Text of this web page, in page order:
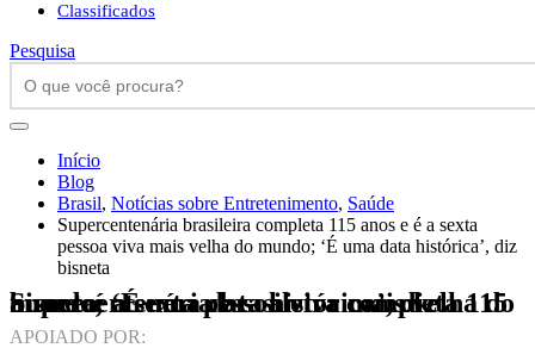
Classificados
Pesquisa
Início
Blog
Brasil, Notícias sobre Entretenimento, Saúde
Supercentenária brasileira completa 115 anos e é a sexta
pessoa viva mais velha do mundo; ‘É uma data histórica’, diz
bisneta
Supercentenária brasileira completa 115 anos e é a sexta pessoa viva mais velha do mundo; ‘É uma data histórica’, diz bisneta
APOIADO POR: